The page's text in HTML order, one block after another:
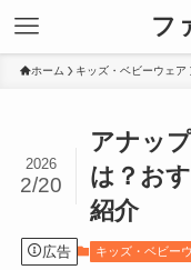
フ
ホーム キッズ・ベビーウェア
アナッ
は？お
紹介
2026
2/20
広告 キッズ・ベビー